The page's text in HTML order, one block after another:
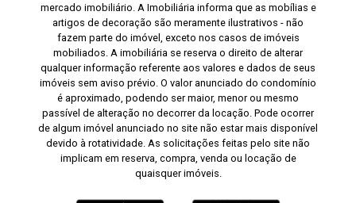
mercado imobiliário. A Imobiliária informa que as mobílias e
artigos de decoração são meramente ilustrativos - não
fazem parte do imóvel, exceto nos casos de imóveis
mobiliados. A imobiliária se reserva o direito de alterar
qualquer informação referente aos valores e dados de seus
imóveis sem aviso prévio. O valor anunciado do condomínio
é aproximado, podendo ser maior, menor ou mesmo
passível de alteração no decorrer da locação. Pode ocorrer
de algum imóvel anunciado no site não estar mais disponível
devido à rotatividade. As solicitações feitas pelo site não
implicam em reserva, compra, venda ou locação de
quaisquer imóveis.